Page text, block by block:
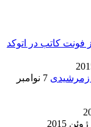
فونت کاتب در اتوکد
زمرشیدی
7 نوامبر